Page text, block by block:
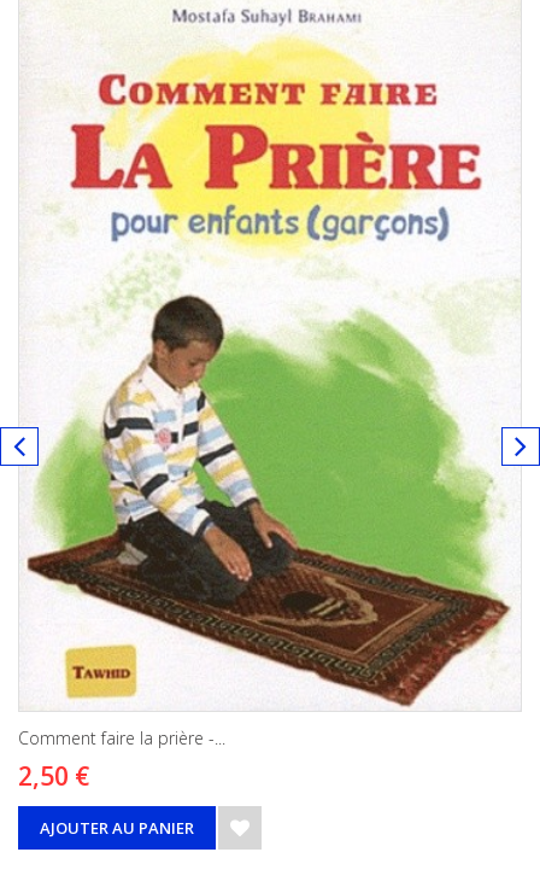
Comment faire la prière -...
2,50 €
AJOUTER AU PANIER